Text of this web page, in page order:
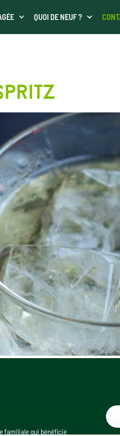
QUOI DE NEUF ?
familiale qui bénéficie